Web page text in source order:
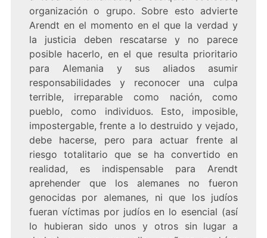
organización o grupo. Sobre esto advierte
Arendt en el momento en el que la verdad y
la justicia deben rescatarse y no parece
posible hacerlo, en el que resulta prioritario
para Alemania y sus aliados asumir
responsabilidades y reconocer una culpa
terrible, irreparable como nación, como
pueblo, como individuos. Esto, imposible,
impostergable, frente a lo destruido y vejado,
debe hacerse, pero para actuar frente al
riesgo totalitario que se ha convertido en
realidad, es indispensable para Arendt
aprehender que los alemanes no fueron
genocidas por alemanes, ni que los judíos
fueran víctimas por judíos en lo esencial (así
lo hubieran sido unos y otros sin lugar a